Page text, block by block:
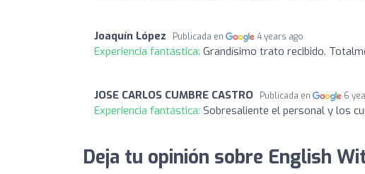
Joaquín López Publicada en 4 years ago
Experiencia fantástica: Grandísimo trato recibido.
JOSE CARLOS CUMBRE CASTRO Publicada en 6
Experiencia fantástica: Sobresaliente el personal y los
Deja tu opinión sobre English